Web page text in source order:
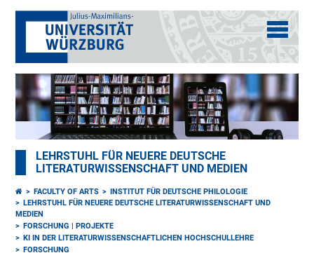
LEHRSTUHL FÜR NEUERE DEUTSCHE
LITERATURWISSENSCHAFT UND MEDIEN
FACULTY OF ARTS
INSTITUT FÜR DEUTSCHE PHILOLOGIE
LEHRSTUHL FÜR NEUERE DEUTSCHE LITERATURWISSENSCHAFT UND
MEDIEN
FORSCHUNG | PROJEKTE
KI IN DER LITERATURWISSENSCHAFTLICHEN HOCHSCHULLEHRE
FORSCHUNG